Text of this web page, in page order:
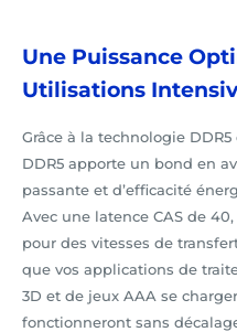
Une Puissance
Utilisations
Grâce à la technologie
DDR5 apporte un bond en
passante et d’efficacité
Avec une latence CAS de
pour des vitesses de
que vos applications de
3D et de jeux AAA se
fonctionneront sans